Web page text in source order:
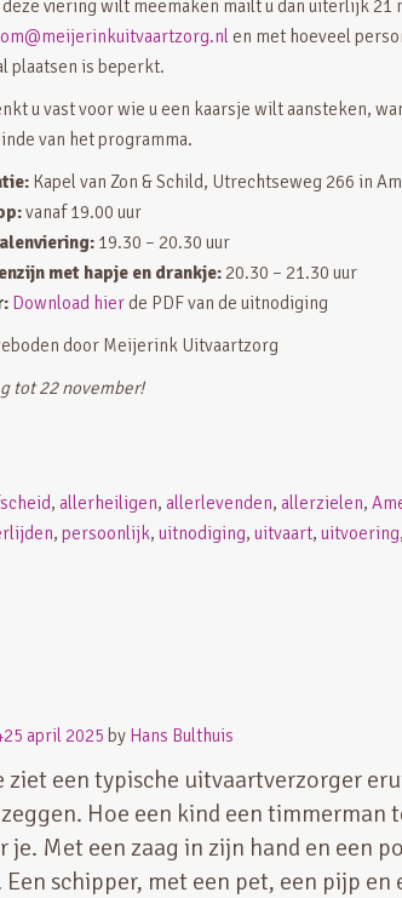
deze viering wilt meemaken mailt u dan uiterlijk 21
en met hoeveel
plaatsen is beperkt.
u vast voor wie u een kaarsje wilt aansteken,
van het programma.
Kapel van Zon & Schild, Utrechtseweg 266 in
vanaf 19.00 uur
19.30 – 20.30 uur
met hapje en drankje: 20.30 – 21.30 uur
Download hier de PDF van de uitnodiging
door Meijerink Uitvaartzorg
tot 22 november!
, allerheiligen, allerlevenden, allerzielen,
, persoonlijk, uitnodiging, uitvaart, uitvoering,
25 april 2025 by Hans Bulthuis
ziet een typische uitvaartverzorger
Hoe een kind een timmerman
je. Met een zaag in zijn hand en een
Een schipper, met een pet, een pijp